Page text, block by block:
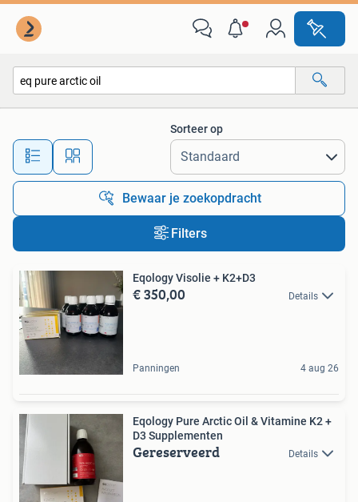
Alle afstanden…
Sorteer op
Bewaar je zoekopdracht
Filters
Eqology Visolie + K2+D3
€ 350,00 Details
Panningen 4 aug 26
Eqology Pure Arctic Oil & Vitamine K2 +
D3 Supplementen
Gereserveerd Details